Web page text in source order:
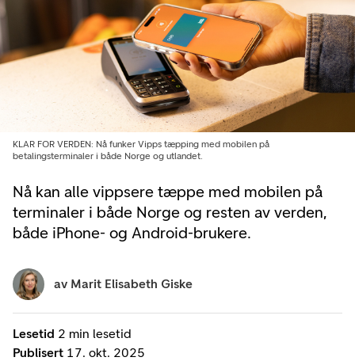
Nå kan alle vippsere tæppe med mobilen på
terminaler i både Norge og resten av verden,
både iPhone- og Android-brukere.
KLAR FOR VERDEN: Nå funker Vipps tæpping med mobilen på
betalingsterminaler i både Norge og utlandet.
Lesetid 2 min lesetid
Publisert 17. okt. 2025
av Marit Elisabeth Giske